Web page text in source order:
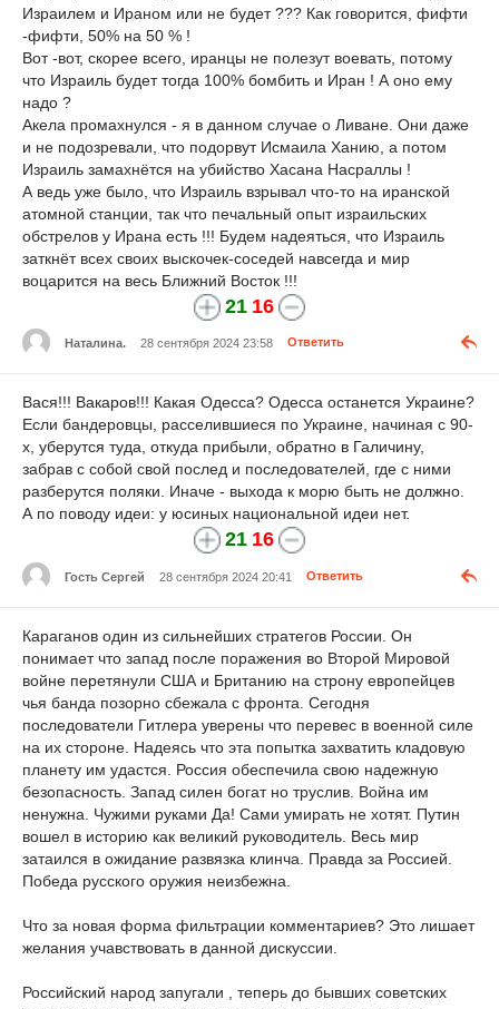
Израилем и Ираном или не будет ??? Как говорится, фифти
-фифти, 50% на 50 % !
Вот -вот, скорее всего, иранцы не полезут воевать, потому
что Израиль будет тогда 100% бомбить и Иран ! А оно ему
надо ?
Акела промахнулся - я в данном случае о Ливане. Они даже
и не подозревали, что подорвут Исмаила Ханию, а потом
Израиль замахнётся на убийство Хасана Насраллы !
А ведь уже было, что Израиль взрывал что-то на иранской
атомной станции, так что печальный опыт израильских
обстрелов у Ирана есть !!! Будем надеяться, что Израиль
заткнёт всех своих выскочек-соседей навсегда и мир
воцарится на весь Ближний Восток !!!
21 16
Наталина. 28 сентября 2024 23:58 Ответить
Вася!!! Вакаров!!! Какая Одесса? Одесса останется Украине?
Если бандеровцы, расселившиеся по Украине, начиная с 90-
х, уберутся туда, откуда прибыли, обратно в Галичину,
забрав с собой свой послед и последователей, где с ними
разберутся поляки. Иначе - выхода к морю быть не должно.
А по поводу идеи: у юсиных национальной идеи нет.
21 16
Гость Сергей 28 сентября 2024 20:41 Ответить
Караганов один из сильнейших стратегов России. Он
понимает что запад после поражения во Второй Мировой
войне перетянули США и Британию на строну европейцев
чья банда позорно сбежала с фронта. Сегодня
последователи Гитлера уверены что перевес в военной силе
на их стороне. Надеясь что эта попытка захватить кладовую
планету им удастся. Россия обеспечила свою надежную
безопасность. Запад силен богат но труслив. Война им
ненужна. Чужими руками Да! Сами умирать не хотят. Путин
вошел в историю как великий руководитель. Весь мир
затаился в ожидание развязка клинча. Правда за Россией.
Победа русского оружия неизбежна.
Что за новая форма фильтрации комментариев? Это лишает
желания учавствовать в данной дискуссии.
Российский народ запугали , теперь до бывших советских